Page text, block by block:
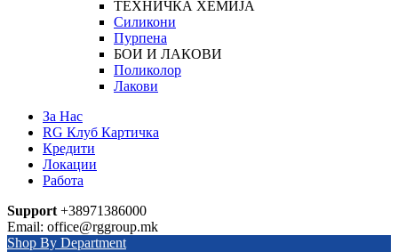
ТЕХНИЧКА ХЕМИЈА
Силикони
Пурпена
БОИ И ЛАКОВИ
Поликолор
Лакови
За Нас
RG Клуб Картичка
Кредити
Локации
Работа
Support +38971386000
Email: office@rggroup.mk
Shop By Department